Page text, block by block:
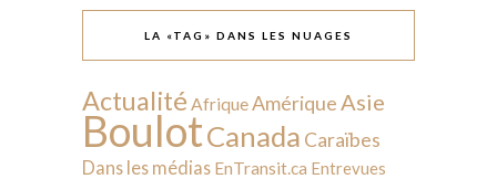
LA «TAG» DANS LES NUAGES
Actualité AfriqueAmérique Asie
BoulotCanada Caraïbes
Dans les médias EnTransit.ca Entrevues